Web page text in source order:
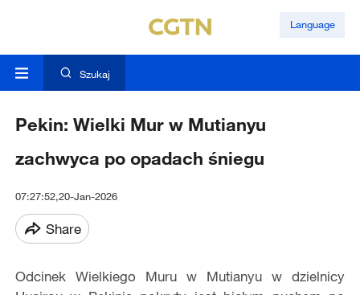
Language
Szukaj
Pekin: Wielki Mur w Mutianyu
zachwyca po opadach śniegu
07:27:52,20-Jan-2026
Share
Odcinek Wielkiego Muru w Mutianyu w dzielnicy